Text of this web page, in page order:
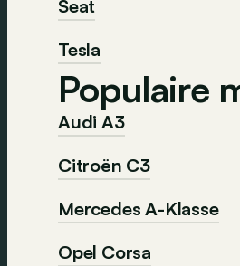
Seat
Tesla
Populaire
Audi A3
Citroën C3
Mercedes A-Klasse
Opel Corsa